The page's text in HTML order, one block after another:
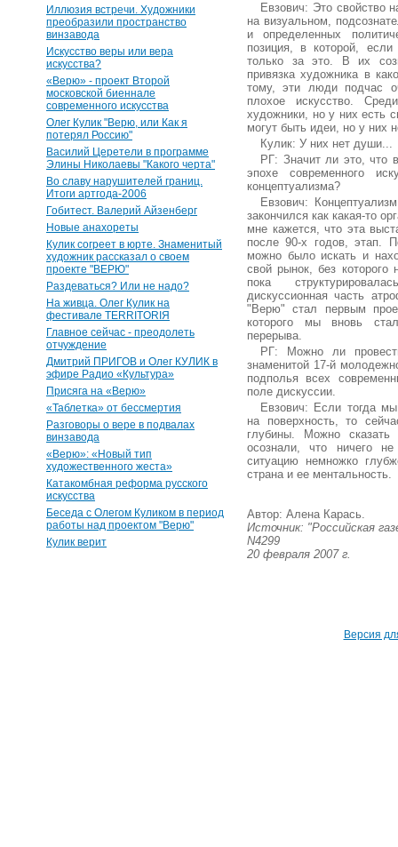
Иллюзия встречи. Художники
преобразили пространство
винзавода
Искусство веры или вера
искусства?
«Верю» - проект Второй
московской биеннале
современного искусства
Олег Кулик "Верю, или Как я
потерял Россию"
Василий Церетели в программе
Элины Николаевы "Какого черта"
Во славу нарушителей границ.
Итоги артгода-2006
Гобитест. Валерий Айзенберг
Новые анахореты
Кулик согреет в юрте. Знаменитый
художник рассказал о своем
проекте "ВЕРЮ"
Раздеваться? Или не надо?
На живца. Олег Кулик на
фестивале TERRITORIЯ
Главное сейчас - преодолеть
отчуждение
Дмитрий ПРИГОВ и Олег КУЛИК в
эфире Радио «Культура»
Присяга на «Верю»
«Таблетка» от бессмертия
Разговоры о вере в подвалах
винзавода
«Верю»: «Новый тип
художественного жеста»
Катакомбная реформа русского
искусства
Беседа с Олегом Куликом в период
работы над проектом "Верю"
Кулик верит
Евзович: Это свойство
на визуальном,
и определенных
позиция, в которой,
только за это. В их
привязка художника в
тому, эти люди подчас
плохое искусство.
художники, но у них есть
могут быть идеи, но у них
Кулик: У них нет души...
РГ: Значит ли это, что
эпохе современного
концептуализма?
Евзович:
закончился как какая-то
мне кажется, что эта
после 90-х годов, этап.
можно было искать и
свой рынок, без которого
пока
дискуссионная часть
"Верю" стал первым
которого мы вновь
перерыва.
РГ: Можно ли
знаменитой 17-й
подполья всех
поле дискуссии.
Евзович: Если тогда
на поверхность, то
глубины. Можно
осознали, что ничего
ситуацию немножко
страна и ее ментальность.
Автор: Алена Карась.
Источник: "Российская
N4299
20 февраля 2007 г.
Версия